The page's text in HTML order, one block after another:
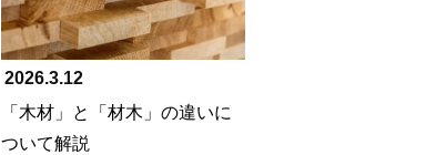
2026.3.12
「木材」と「材木」の違いに
ついて解説